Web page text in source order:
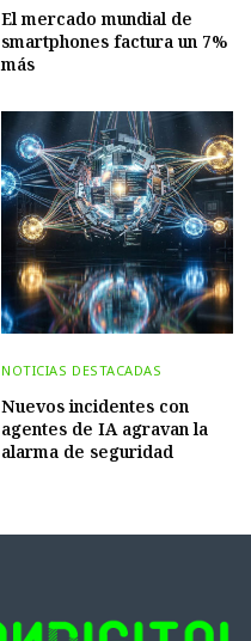
El mercado mundial de
smartphones factura un 7%
más
NOTICIAS DESTACADAS
Nuevos incidentes con
agentes de IA agravan la
alarma de seguridad